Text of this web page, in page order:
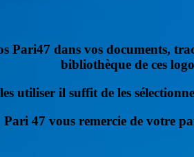
Pari47 dans vos documents,
bibliothèque de ces
utiliser il suffit de les
Pari 47 vous remercie de votre